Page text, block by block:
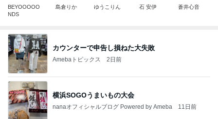
BEYOOOOO
NDS
島倉りか ゆうこりん 石 安伊 蒼井心音
カウンターで申告し損ねた大失敗
Amebaトピックス 2日前
横浜SOGOうまいもの大会
nanaオフィシャルブログ Powered by Ameba 11日前